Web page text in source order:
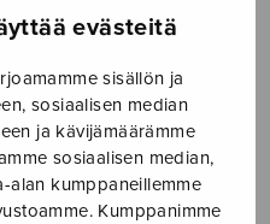
evästeitä
sisällön ja
sosiaalisen median
ja kävijämäärämme
sosiaalisen median,
alan kumppaneillemme
Kumppanimme
20 joululaulua sopraano-
ja alttoäänille